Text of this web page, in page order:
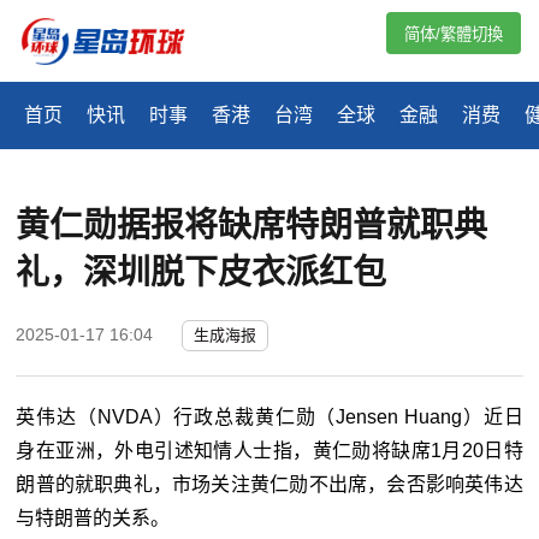
首页 快讯 时事 香港 台湾 全球 金融 消费
简体/繁體切換
黄仁勋据报将缺席特朗普就职典
礼，深圳脱下皮衣派红包
2025-01-17 16:04 生成海报
英伟达（NVDA）行政总裁黄仁勋（Jensen Huang）近日
身在亚洲，外电引述知情人士指，黄仁勋将缺席1月20日特
朗普的就职典礼，市场关注黄仁勋不出席，会否影响英伟达
与特朗普的关系。